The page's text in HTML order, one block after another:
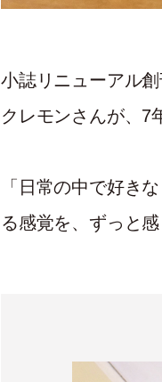
小誌リニューアル
クレモンさんが、7
「日常の中で好き
る感覚を、ずっと